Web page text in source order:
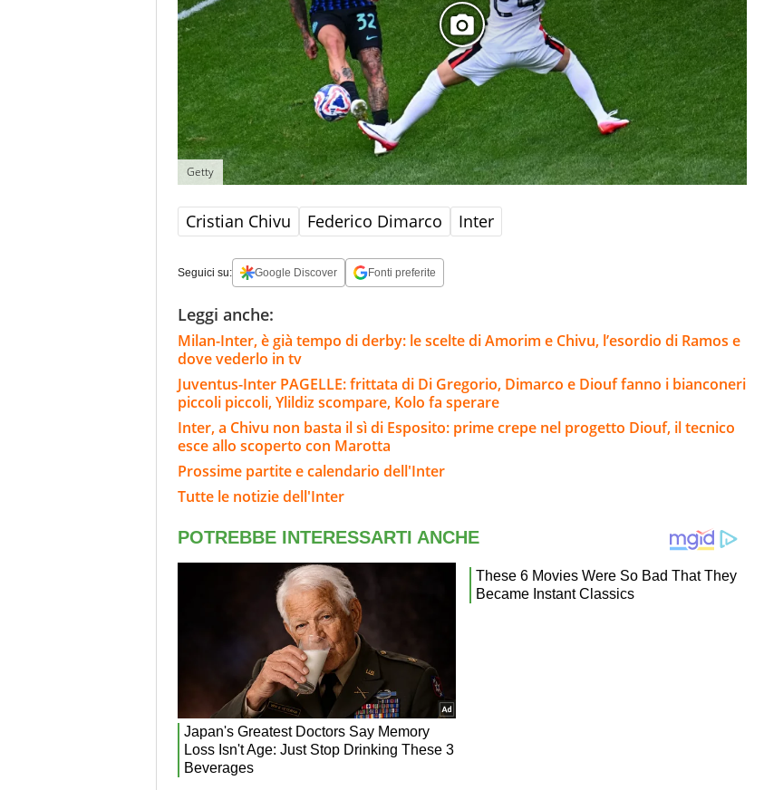
Getty
Cristian Chivu Federico Dimarco Inter
Seguici su: Google Discover Fonti preferite
Leggi anche:
Milan-Inter, è già tempo di derby: le scelte di Amorim e Chivu, l’esordio di Ramos e
dove vederlo in tv
Juventus-Inter PAGELLE: frittata di Di Gregorio, Dimarco e Diouf fanno i bianconeri
piccoli piccoli, Ylildiz scompare, Kolo fa sperare
Inter, a Chivu non basta il sì di Esposito: prime crepe nel progetto Diouf, il tecnico
esce allo scoperto con Marotta
Prossime partite e calendario dell'Inter
Tutte le notizie dell'Inter